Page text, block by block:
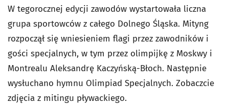
W tegorocznej edycji zawodów wystartowała liczna
grupa sportowców z całego Dolnego Śląska. Mityng
rozpoczął się wniesieniem flagi przez zawodników i
gości specjalnych, w tym przez olimpijkę z Moskwy i
Montrealu Aleksandrę Kaczyńską-Błoch. Następnie
wysłuchano hymnu Olimpiad Specjalnych. Zobaczcie
zdjęcia z mitingu pływackiego.